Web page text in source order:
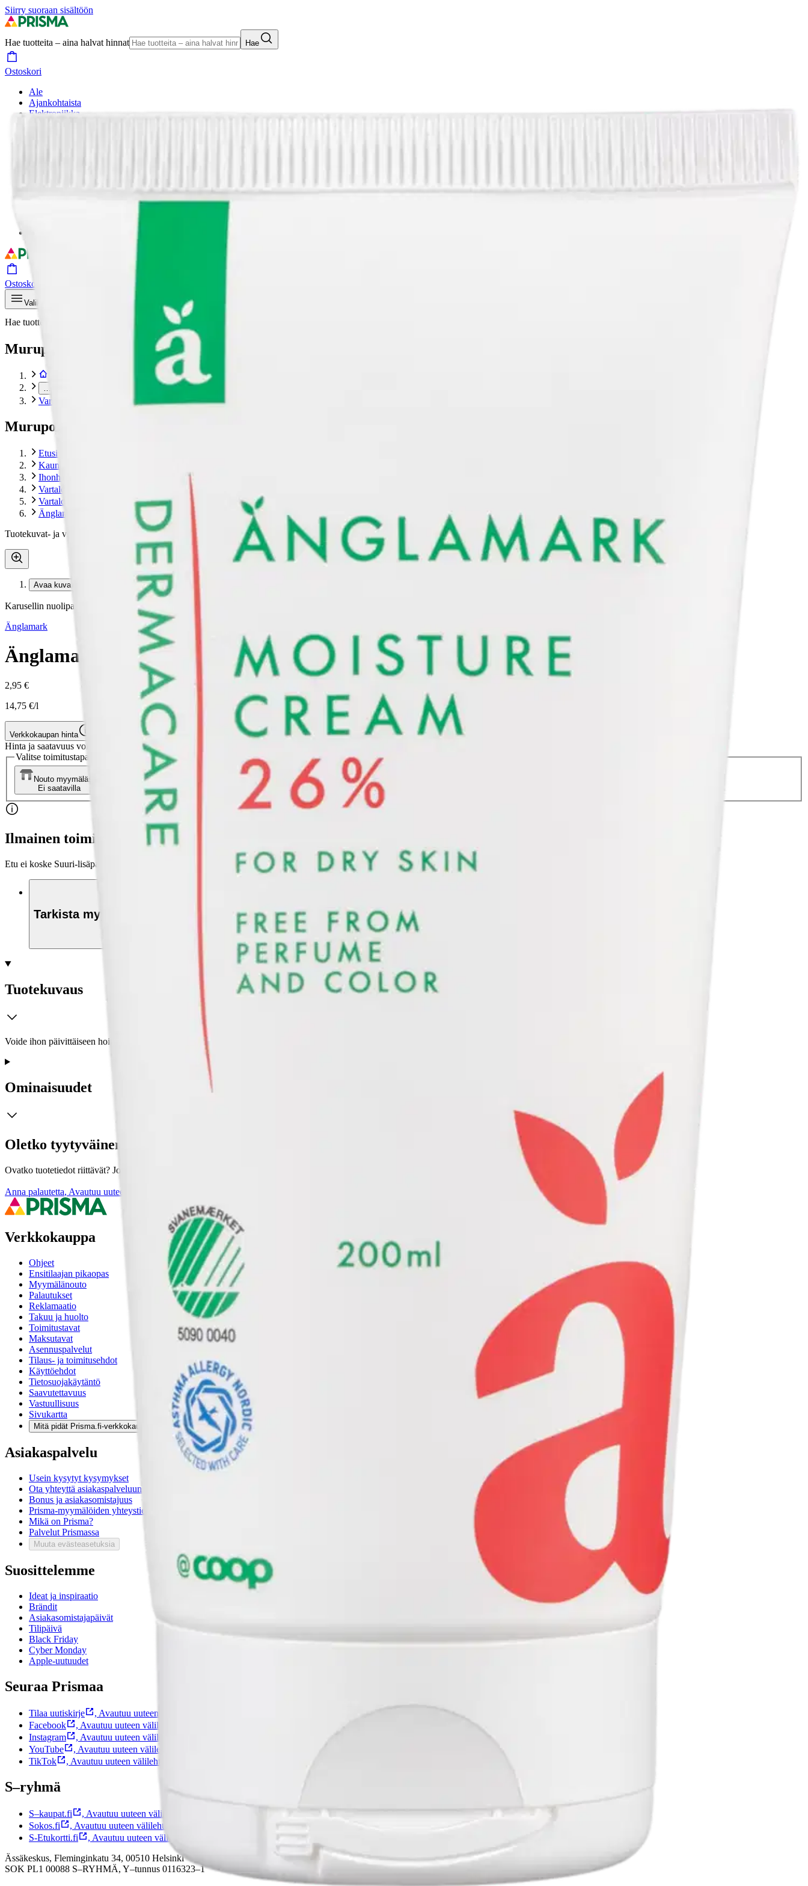
Siirry suoraan sisältöön
Hae tuotteita – aina halvat hinnat Hae
Ostoskori
Ale
Ajankohtaista
Elektroniikka
Ostoskori
Valikko
Hae tuotteita – aina halvat hinnat
Murupolku
Vartalovoiteet
Murupolku
Etusivu
Kauneus ja hyvinvointi
Ihonhoito
Vartalonhoito
Vartalovoiteet
Änglamark Dermacare ihovoide 26 % 200 ml
Tuotekuvat- ja videot
Ohita tuotekuva
Avaa kuva suurempana
Karusellin nuolipainikkeet
Änglamark
Änglamark Dermacare ihovoide 26 % 200 ml
2,95 €
14,75 €/l
Verkkokaupan hinta
Hinta ja saatavuus voivat vaihdella myymälöittäin
Valitse toimitustapa
Nouto myymälästä
Ei saatavilla
Toimitus
Ei saatavilla
Ilmainen toimitus yli 100 €:n tilauksille Postin pakettiautomaattiin tai palvelupisteeseen!
Etu ei koske Suuri‑lisäpalvelulla toimitettavia tuotteita.
Tarkista myymäläsaatavuus
Tuotekuvaus
Voide ihon päivittäiseen hoitoon ja ihon kuivumisen ehkäisemiseen. Sisältää kosteuttavaa karitevoita. Rasvapitoisuus 26 %. Hajusteeton ja väriaineeton.
Ominaisuudet
Oletko tyytyväinen tuotetietoihin?
Ovatko tuotetiedot riittävät? Jos tuotetiedoissa on puutteita tai niitä voisi muuten parantaa, anna palautetta.
Anna palautetta, Avautuu uuteen välilehteen
Verkkokauppa
Ohjeet
Ensitilaajan pikaopas
Myymälänouto
Palautukset
Reklamaatio
Takuu ja huolto
Toimitustavat
Maksutavat
Asennuspalvelut
Tilaus- ja toimitusehdot
Käyttöehdot
Tietosuojakäytäntö
Saavutettavuus
Vastuullisuus
Sivukartta
Mitä pidät Prisma.fi-verkkokaupasta?
Asiakaspalvelu
Usein kysytyt kysymykset
Ota yhteyttä asiakaspalveluun
Bonus ja asiakasomistajuus
Prisma-myymälöiden yhteystiedot
Mikä on Prisma?
Palvelut Prismassa
Muuta evästeasetuksia
Suosittelemme
Ideat ja inspiraatio
Brändit
Asiakasomistajapäivät
Tilipäivä
Black Friday
Cyber Monday
Apple-uutuudet
Seuraa Prismaa
Tilaa uutiskirje , Avautuu uuteen välilehteen
Facebook
, Avautuu uuteen välilehteen
Instagram
, Avautuu uuteen välilehteen
YouTube
, Avautuu uuteen välilehteen
TikTok
, Avautuu uuteen välilehteen
S–ryhmä
S–kaupat.fi , Avautuu uuteen välilehteen
Sokos.fi
, Avautuu uuteen välilehteen
S-Etukortti.fi
, Avautuu uuteen välilehteen
Ässäkeskus, Fleminginkatu 34, 00510 Helsinki
SOK PL1 00088 S–RYHMÄ, Y–tunnus 0116323–1